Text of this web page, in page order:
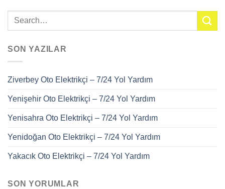
SON YAZILAR
Ziverbey Oto Elektrikçi – 7/24 Yol Yardım
Yenişehir Oto Elektrikçi – 7/24 Yol Yardım
Yenisahra Oto Elektrikçi – 7/24 Yol Yardım
Yenidoğan Oto Elektrikçi – 7/24 Yol Yardım
Yakacık Oto Elektrikçi – 7/24 Yol Yardım
SON YORUMLAR